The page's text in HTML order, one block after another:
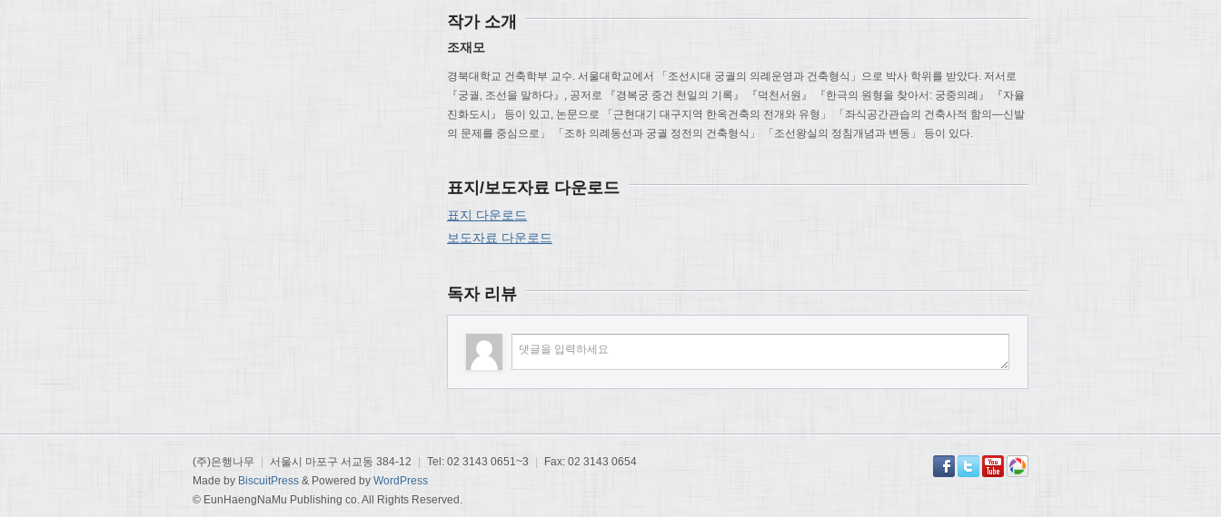
작가 소개
조재모
경북대학교 건축학부 교수. 서울대학교에서 「조선시대 궁궐의 의례운영과 건축형식」으로 박사 학위를 받았다. 저서로
『궁궐, 조선을 말하다』, 공저로 『경복궁 중건 천일의 기록』 『덕천서원』 『한극의 원형을 찾아서: 궁중의례』 『자율
진화도시』 등이 있고, 논문으로 「근현대기 대구지역 한옥건축의 전개와 유형」 「좌식공간관습의 건축사적 함의—신발
의 문제를 중심으로」 「조하 의례동선과 궁궐 정전의 건축형식」 「조선왕실의 정침개념과 변동」 등이 있다.
표지/보도자료 다운로드
표지 다운로드
보도자료 다운로드
독자 리뷰
(주)은행나무 | 서울시 마포구 서교동 384-12 | Tel: 02 3143 0651~3 |
Fax: 02 3143 0654
Made by BiscuitPress & Powered by WordPress
© EunHaengNaMu Publishing co. All Rights Reserved.